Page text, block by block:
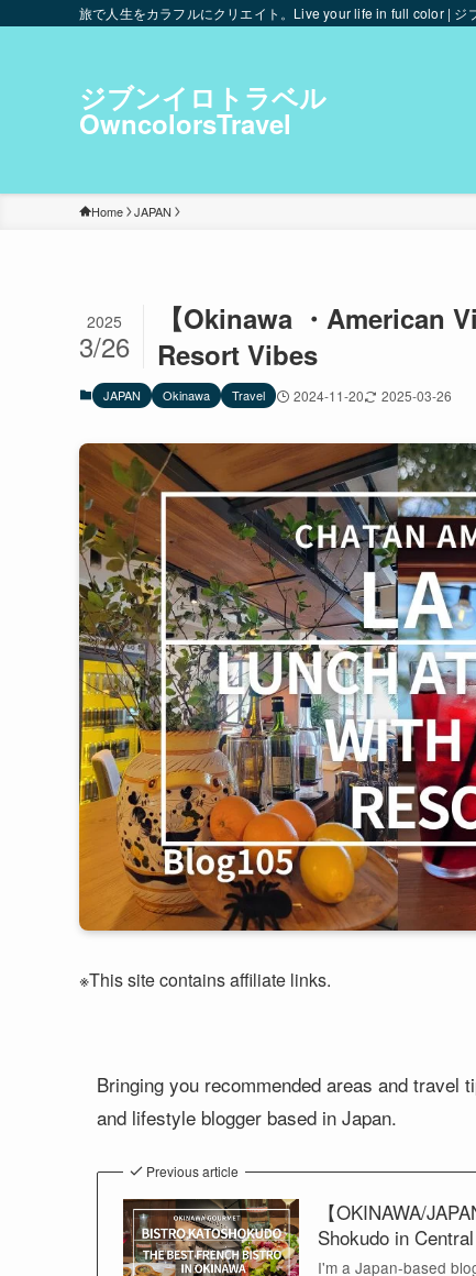
旅で人生をカラフルにクリエイト。Live your life in full color | ジ
ジブンイロトラベル
OwncolorsTravel
Home JAPAN
【Okinawa ・American
Resort Vibes
2025
3/26
JAPAN Okinawa Travel 2024-11-20 2025-03-26
※This site contains affiliate links.
Bringing you recommended areas and travel
and lifestyle blogger based in Japan.
Previous article
【OKINAWA/
Shokudo in
I'm a Japan-based